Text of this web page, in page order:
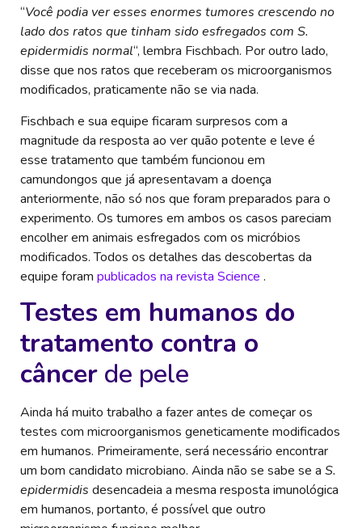
“Você podia ver esses enormes tumores crescendo no
lado dos ratos que tinham sido esfregados com S.
epidermidis normal“, lembra Fischbach. Por outro lado,
disse que nos ratos que receberam os microorganismos
modificados, praticamente não se via nada.
Fischbach e sua equipe ficaram surpresos com a
magnitude da resposta ao ver quão potente e leve é
esse tratamento que também funcionou em
camundongos que já apresentavam a doença
anteriormente, não só nos que foram preparados para o
experimento. Os tumores em ambos os casos pareciam
encolher em animais esfregados com os micróbios
modificados. Todos os detalhes das descobertas da
equipe foram publicados na revista Science .
Testes em humanos do
tratamento contra o
câncer de pele
Ainda há muito trabalho a fazer antes de começar os
testes com microorganismos geneticamente modificados
em humanos. Primeiramente, será necessário encontrar
um bom candidato microbiano. Ainda não se sabe se a S.
epidermidis desencadeia a mesma resposta imunológica
em humanos, portanto, é possível que outro